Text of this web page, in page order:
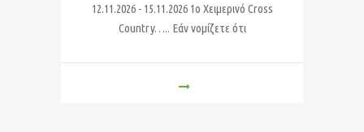
12.11.2026 - 15.11.2026 1o Χειμερινό Cross
Country….. Εάν νομίζετε ότι